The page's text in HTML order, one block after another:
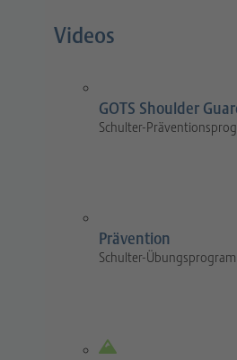
Videos
GOTS Shoulder
Schulter-
Prävention
Schulter-